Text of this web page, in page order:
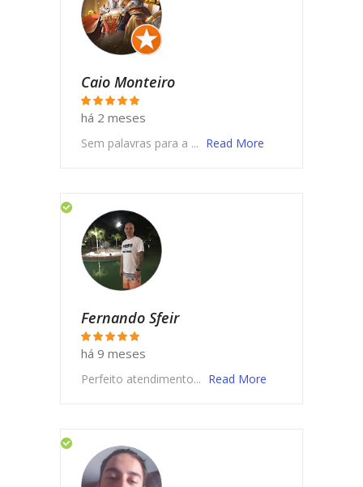
Caio Monteiro
há 2 meses
Sem palavras para a ... Read More
Fernando Sfeir
há 9 meses
Perfeito atendimento... Read More